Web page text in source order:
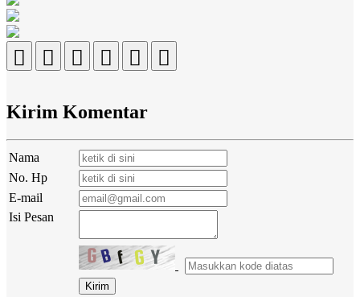
Kirim Komentar
Nama
No. Hp
E-mail
Isi Pesan